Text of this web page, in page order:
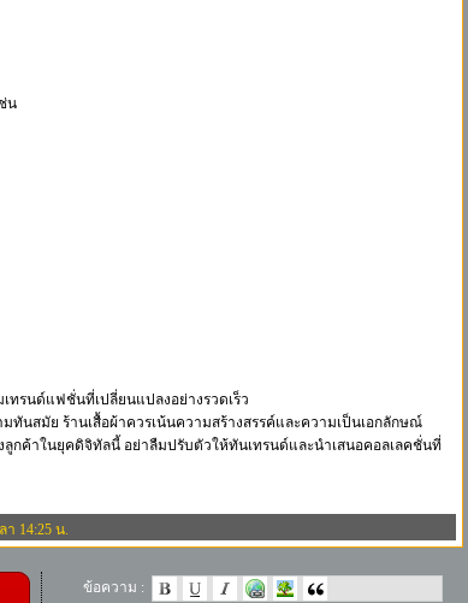
น
ทรนด์แฟชั่นที่เปลี่ยนแปลงอย่างรวดเร็ว
นสมัย ร้านเสื้อผ้าควรเน้นความสร้างสรรค์และความเป็นเอกลักษณ์
กค้าในยุคดิจิทัลนี้ อย่าลืมปรับตัวให้ทันเทรนด์และนำเสนอคอลเลคชั่นที่
า 14:25 น.
ข้อความ :